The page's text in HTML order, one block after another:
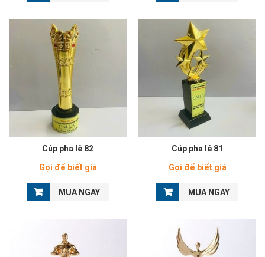
Cúp pha lê 82
Gọi để biết giá
MUA NGAY
Cúp pha lê 81
Gọi để biết giá
MUA NGAY